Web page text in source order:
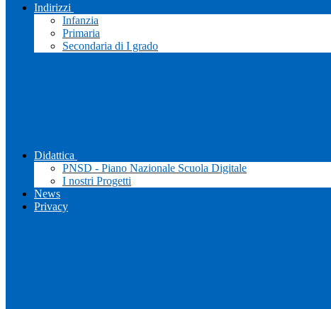
Indirizzi
Infanzia
Primaria
Secondaria di I grado
Didattica
PNSD - Piano Nazionale Scuola Digitale
I nostri Progetti
News
Privacy